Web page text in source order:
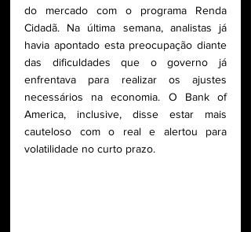
do mercado com o programa Renda
Cidadã. Na última semana, analistas já
havia apontado esta preocupação diante
das dificuldades que o governo já
enfrentava para realizar os ajustes
necessários na economia. O Bank of
America, inclusive, disse estar mais
cauteloso com o real e alertou para
volatilidade no curto prazo.